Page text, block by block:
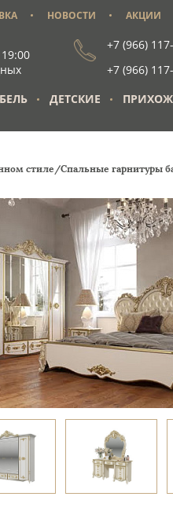
НОВОСТИ АКЦИИ
+7 (966)
+7 (966)
ДЕТСКИЕ
стиле/Спальные гарнитуры